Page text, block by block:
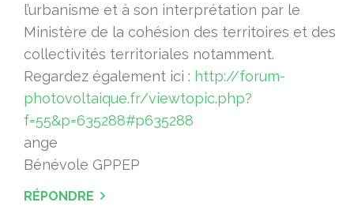
l’urbanisme et à son interprétation par le
Ministère de la cohésion des territoires et des
collectivités territoriales notamment.
Regardez également ici : http://forum-
photovoltaique.fr/viewtopic.php?
f=55&p=635288#p635288
ange
Bénévole GPPEP
RÉPONDRE